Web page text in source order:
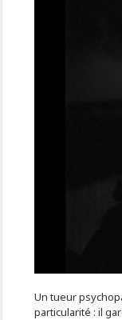
Un tueur
particularité : il